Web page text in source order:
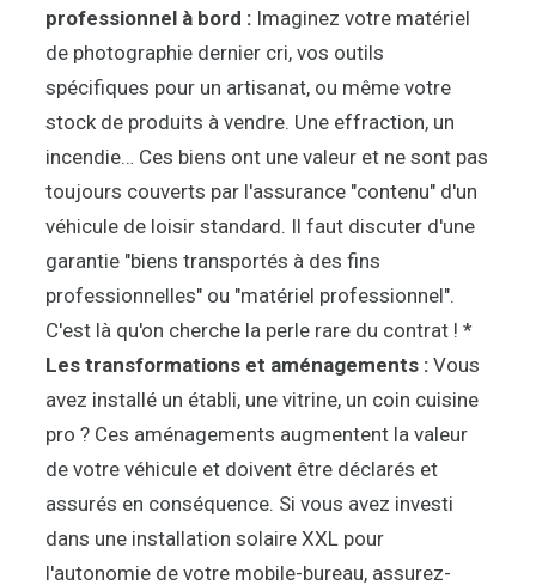
professionnel à bord : Imaginez votre matériel
de photographie dernier cri, vos outils
spécifiques pour un artisanat, ou même votre
stock de produits à vendre. Une effraction, un
incendie… Ces biens ont une valeur et ne sont pas
toujours couverts par l'assurance "contenu" d'un
véhicule de loisir standard. Il faut discuter d'une
garantie "biens transportés à des fins
professionnelles" ou "matériel professionnel".
C'est là qu'on cherche la perle rare du contrat ! *
Les transformations et aménagements : Vous
avez installé un établi, une vitrine, un coin cuisine
pro ? Ces aménagements augmentent la valeur
de votre véhicule et doivent être déclarés et
assurés en conséquence. Si vous avez investi
dans une installation solaire XXL pour
l'autonomie de votre mobile-bureau, assurez-